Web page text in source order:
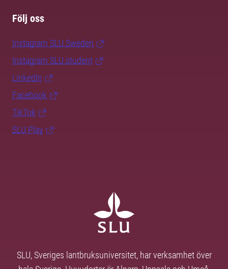
Följ oss
Instagram SLU.Sweden
Instagram SLU.student
LinkedIn
Facebook
TikTok
SLU Play
SLU, Sveriges lantbruksuniversitet, har verksamhet över